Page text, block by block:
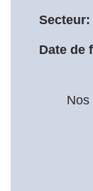
Secteur:
Date de
Nos